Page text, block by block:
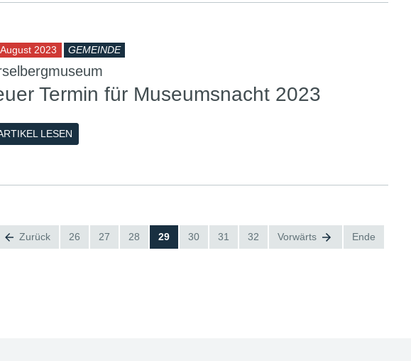
2023 GEMEINDE
Termin für Museumsnacht 2023
LESEN
Zurück 26 27 28 29 30 31 32 Vorwärts Ende